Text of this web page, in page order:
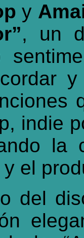
y
, un
indie
la
el
del